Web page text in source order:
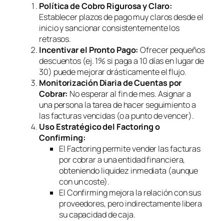
Política de Cobro Rigurosa y Claro:
Establecer plazos de pago muy claros desde el
inicio y sancionar consistentemente los
retrasos.
Incentivar el Pronto Pago: Ofrecer pequeños
descuentos (ej. 1% si paga a 10 días en lugar de
30) puede mejorar drásticamente el flujo.
Monitorización Diaria de Cuentas por
Cobrar: No esperar al fin de mes. Asignar a
una persona la tarea de hacer seguimiento a
las facturas vencidas (o a punto de vencer).
Uso Estratégico del Factoringo
Confirming:
El Factoringpermite vender las facturas
por cobrar a una entidad financiera,
obteniendo liquidez inmediata (aunque
con un coste).
ElConfirmingmejora la relación con sus
proveedores, pero indirectamente libera
su capacidad de caja.